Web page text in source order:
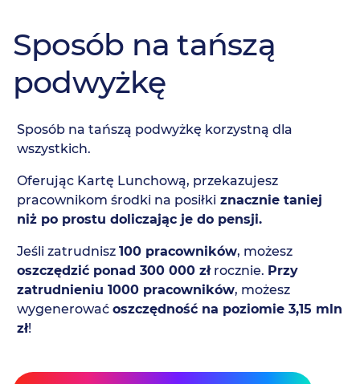
Sposób na tańszą
podwyżkę
Sposób na tańszą podwyżkę korzystną dla
wszystkich.
Oferując Kartę Lunchową, przekazujesz
pracownikom środki na posiłki znacznie taniej
niż po prostu doliczając je do pensji.
Jeśli zatrudnisz 100 pracowników, możesz
oszczędzić ponad 300 000 złrocznie. Przy
zatrudnieniu 1000 pracowników, możesz
wygenerować oszczędność na poziomie 3,15 mln
zł!